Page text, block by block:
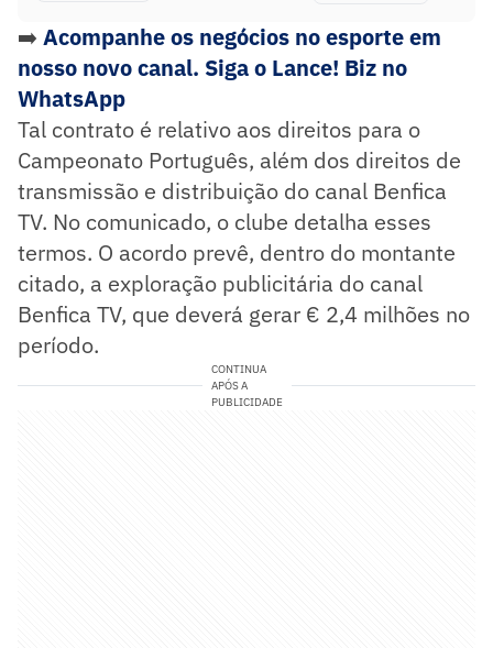
➡️ Acompanhe os negócios no esporte em
nosso novo canal. Siga o Lance! Biz no
WhatsApp
Tal contrato é relativo aos direitos para o
Campeonato Português, além dos direitos de
transmissão e distribuição do canal Benfica
TV. No comunicado, o clube detalha esses
termos. O acordo prevê, dentro do montante
citado, a exploração publicitária do canal
Benfica TV, que deverá gerar € 2,4 milhões no
período.
CONTINUA
APÓS A
PUBLICIDADE